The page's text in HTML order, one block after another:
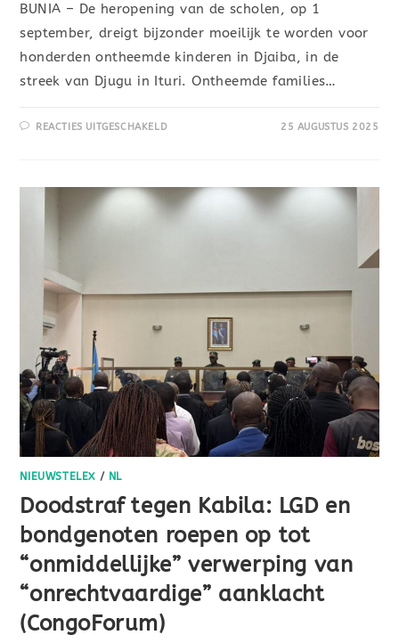
BUNIA – De heropening van de scholen, op 1
september, dreigt bijzonder moeilijk te worden voor
honderden ontheemde kinderen in Djaiba, in de
streek van Djugu in Ituri. Ontheemde families…
REACTIES UITGESCHAKELD 25 AUGUSTUS 2025
NIEUWSTELEX / NL
Doodstraf tegen Kabila: LGD en
bondgenoten roepen op tot
“onmiddellijke” verwerping van
“onrechtvaardige” aanklacht
(CongoForum)